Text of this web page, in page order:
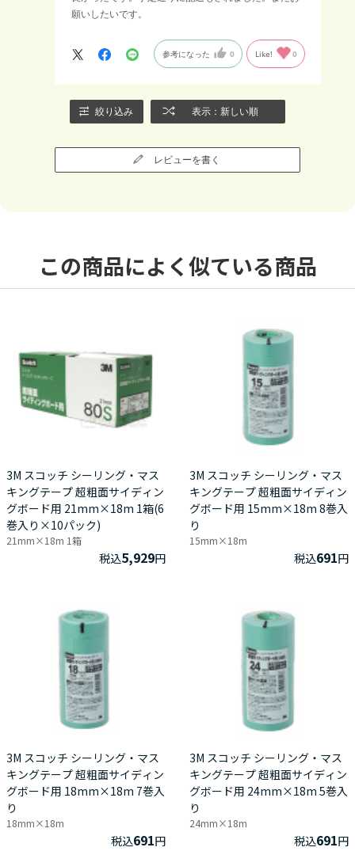
願いしたいです。
参考になった 0 Like! 0
絞り込み 表示：新しい順
レビューを書く
この商品によく似ている商品
3M スコッチ シーリング・マス
キングテープ 超粗面サイディン
グボード用 21mm×18m 1箱(6
巻入り×10パック)
21mm×18m 1箱
税込5,929円
3M スコッチ シーリング・マス
キングテープ 超粗面サイディン
グボード用 15mm×18m 8巻入
り
15mm×18m
税込691円
3M スコッチ シーリング・マス
キングテープ 超粗面サイディン
グボード用 18mm×18m 7巻入
り
18mm×18m
税込691円
3M スコッチ シーリング・マス
キングテープ 超粗面サイディン
グボード用 24mm×18m 5巻入
り
24mm×18m
税込691円